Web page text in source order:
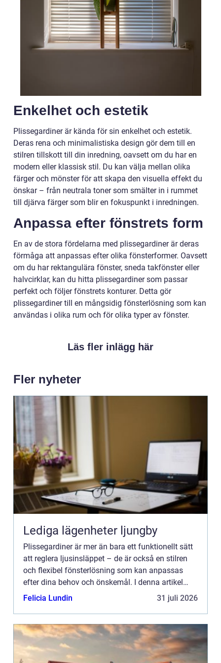
Enkelhet och estetik
Plissegardiner är kända för sin enkelhet och estetik.
Deras rena och minimalistiska design gör dem till en
stilren tillskott till din inredning, oavsett om du har en
modern eller klassisk stil. Du kan välja mellan olika
färger och mönster för att skapa den visuella effekt du
önskar – från neutrala toner som smälter in i rummet
till djärva färger som blir en fokuspunkt i inredningen.
Anpassa efter fönstrets form
En av de stora fördelarna med plissegardiner är deras
förmåga att anpassas efter olika fönsterformer. Oavsett
om du har rektangulära fönster, sneda takfönster eller
halvcirklar, kan du hitta plissegardiner som passar
perfekt och följer fönstrets konturer. Detta gör
plissegardiner till en mångsidig fönsterlösning som kan
användas i olika rum och för olika typer av fönster.
Läs fler inlägg här
Fler nyheter
Lediga lägenheter ljungby
Plissegardiner är mer än bara ett funktionellt sätt
att reglera ljusinsläppet – de är också en stilren
och flexibel fönsterlösning som kan anpassas
efter dina behov och önskemål. I denna artikel
utforskar vi fördelarna med plissegardiner och hur
Felicia Lundin 31 juli 2026